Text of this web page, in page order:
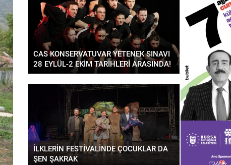
CAS KONSERVATUVAR YETENEK SINAVI
28 EYLÜL-2 EKİM TARİHLERİ ARASINDA!
İLKLERİN FESTİVALİNDE ÇOCUKLAR DA
ŞEN ŞAKRAK